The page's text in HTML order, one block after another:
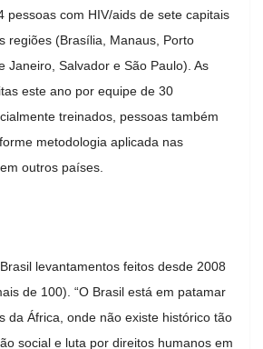
pessoas com HIV/aids de sete capitais
regiões (Brasília, Manaus, Porto
Janeiro , Salvador e São Paulo). As
este ano por equipe de 30
treinados, pessoas também
metodologia aplicada nas
outros países.
levantamentos feitos desde 2008
de 100). “O Brasil está em patamar
da África, onde não existe histórico tão
social e luta por direitos humanos em